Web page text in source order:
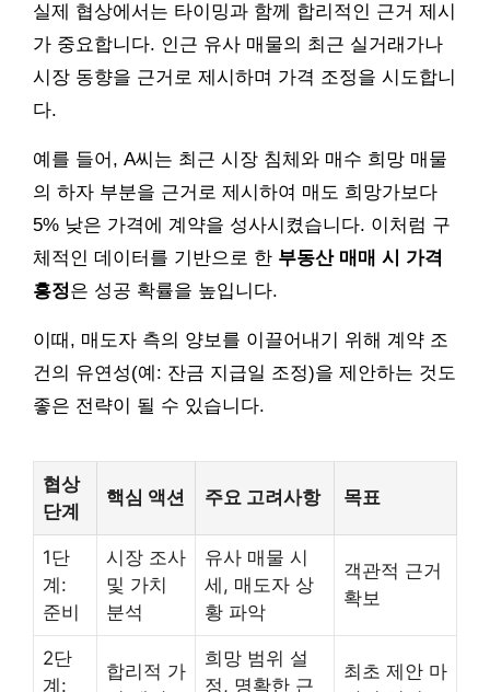
실제 협상에서는 타이밍과 함께 합리적인 근거 제시
가 중요합니다. 인근 유사 매물의 최근 실거래가나
시장 동향을 근거로 제시하며 가격 조정을 시도합니
다.
예를 들어, A씨는 최근 시장 침체와 매수 희망 매물
의 하자 부분을 근거로 제시하여 매도 희망가보다
5% 낮은 가격에 계약을 성사시켰습니다. 이처럼 구
체적인 데이터를 기반으로 한 부동산 매매 시 가격
흥정은 성공 확률을 높입니다.
이때, 매도자 측의 양보를 이끌어내기 위해 계약 조
건의 유연성(예: 잔금 지급일 조정)을 제안하는 것도
좋은 전략이 될 수 있습니다.
협상
단계
핵심 액션 주요 고려사항 목표
1단
계:
준비
시장 조사
및 가치
분석
유사 매물 시
세, 매도자 상
황 파악
객관적 근거
확보
2단
계:
합리적 가
희망 범위 설
정, 명확한 근
최초 제안 마